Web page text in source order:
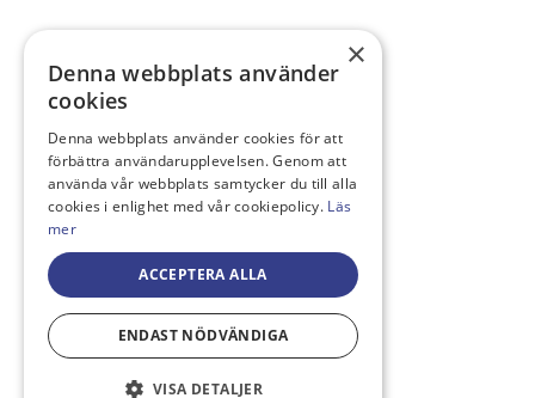
×
Denna webbplats använder
cookies
Denna webbplats använder cookies för att
förbättra användarupplevelsen. Genom att
använda vår webbplats samtycker du till alla
cookies i enlighet med vår cookiepolicy. Läs
mer
ACCEPTERA ALLA
ENDAST NÖDVÄNDIGA
VISA DETALJER